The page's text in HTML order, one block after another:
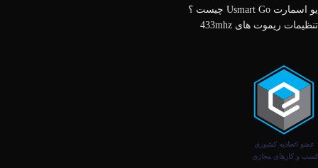
یو اسمارت Usmart Go چیست ؟
تنظیمات ریموت های 433mhz